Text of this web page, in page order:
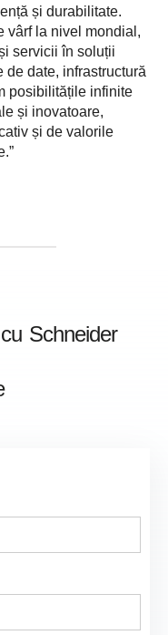
și durabilitate.
vârf la nivel mondial,
servicii în soluții
de date, infrastructură
posibilitățile infinite
și inovatoare,
și de valorile
Schneider